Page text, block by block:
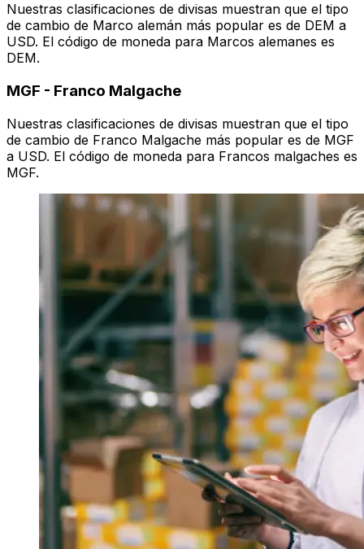
Nuestras clasificaciones de divisas muestran que el tipo
de cambio de Marco alemán más popular es de DEM a
USD. El código de moneda para Marcos alemanes es
DEM.
MGF - Franco Malgache
Nuestras clasificaciones de divisas muestran que el tipo
de cambio de Franco Malgache más popular es de MGF
a USD. El código de moneda para Francos malgaches es
MGF.